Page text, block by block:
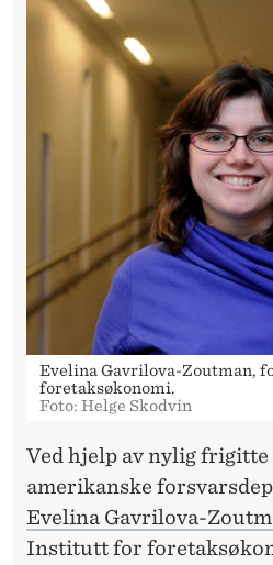
Evelina Gavrilova-Zoutman,
foretaksøkonomi.
Foto: Helge Skodvin
Ved hjelp av nylig frigitte
amerikanske
Evelina Gavrilova-
Institutt for